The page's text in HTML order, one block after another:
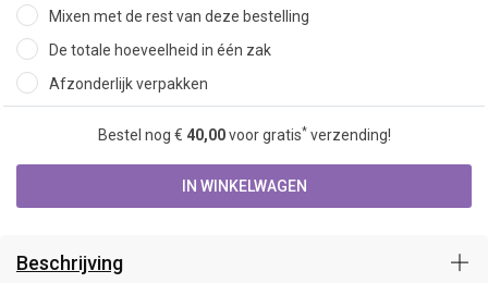
Mixen met de rest van deze bestelling
De totale hoeveelheid in één zak
Afzonderlijk verpakken
Bestel nog € 40,00voor gratis*verzending!
IN WINKELWAGEN
Beschrijving